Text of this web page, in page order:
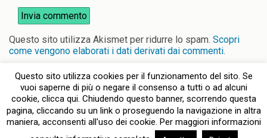
Questo sito utilizza Akismet per ridurre lo spam. Scopri
come vengono elaborati i dati derivati dai commenti.
Torna su
Questo sito utilizza cookies per il funzionamento del sito. Se
vuoi saperne di più o negare il consenso a tutti o ad alcuni
cookie, clicca qui. Chiudendo questo banner, scorrendo questa
pagina, cliccando su un link o proseguendo la navigazione in altra
maniera, acconsenti all'uso dei cookie. Per maggiori informazioni